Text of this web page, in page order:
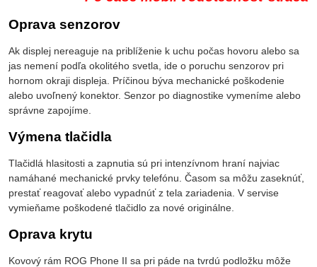
Oprava senzorov
Ak displej nereaguje na priblíženie k uchu počas hovoru alebo sa
jas nemení podľa okolitého svetla, ide o poruchu senzorov pri
hornom okraji displeja. Príčinou býva mechanické poškodenie
alebo uvoľnený konektor. Senzor po diagnostike vymeníme alebo
správne zapojíme.
Výmena tlačidla
Tlačidlá hlasitosti a zapnutia sú pri intenzívnom hraní najviac
namáhané mechanické prvky telefónu. Časom sa môžu zaseknúť,
prestať reagovať alebo vypadnúť z tela zariadenia. V servise
vymieňame poškodené tlačidlo za nové originálne.
Oprava krytu
Kovový rám ROG Phone II sa pri páde na tvrdú podložku môže